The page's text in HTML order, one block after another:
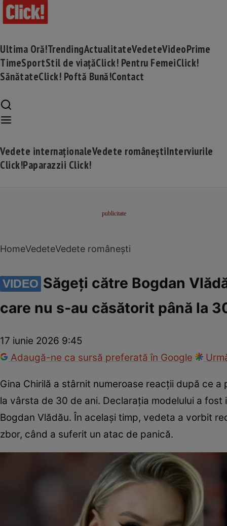
Ultima Oră!TrendingActualitateVedeteVideoPrime
TimeSportStil de viațăClick! Pentru FemeiClick!
SănătateClick! Poftă Bună!Contact
Vedete internaționaleVedete româneștiInterviurile
Click!Paparazzii Click!
HomeVedeteVedete românești
VIDEO Săgeți către Bogdan
care nu s-au căsătorit până la
17 iunie 2026 9:45
Adaugă-ne ca sursă preferată în Google
Gina Chirilă a stârnit numeroase reacții după ce
la vârsta de 30 de ani. Declarația modelului a
Bogdan Vlădău. În același timp, vedeta a vorbit
zbor, când a suferit un atac de panică.